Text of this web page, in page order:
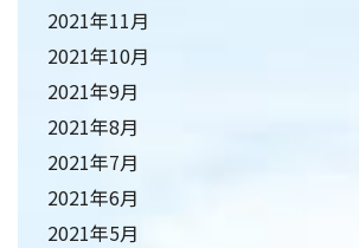
2021年11月
2021年10月
2021年9月
2021年8月
2021年7月
2021年6月
2021年5月